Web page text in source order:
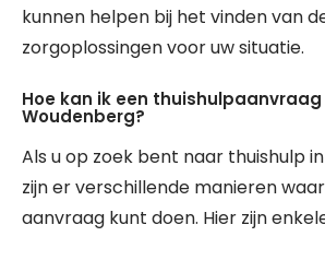
kunnen helpen bij het vinden van
zorgoplossingen voor uw situatie.
Hoe kan ik een thuishulpaanvraag
Woudenberg?
Als u op zoek bent naar thuishulp
zijn er verschillende manieren
aanvraag kunt doen. Hier zijn